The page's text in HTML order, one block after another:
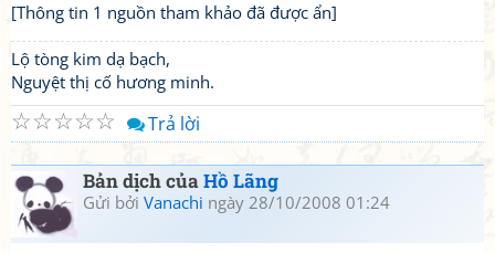
[Thông tin 1 nguồn tham khảo đã được ẩn]
Lộ tòng kim dạ bạch,
Nguyệt thị cố hương minh.
☆
☆
☆
☆
☆ Trả lời
Bản dịch củaHồ Lãng
Gửi bởi Vanachi ngày 28/10/2008 01:24